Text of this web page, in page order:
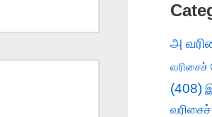
அ
(408)